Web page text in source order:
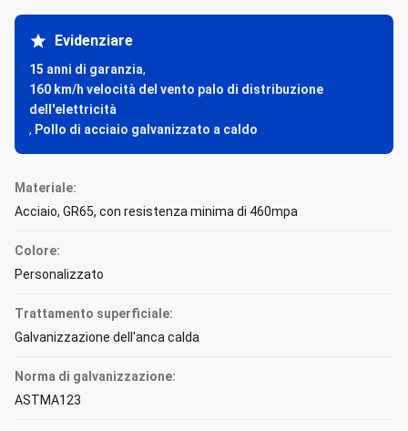
Evidenziare
15 anni di garanzia,
160 km/h velocità del vento palo di distribuzione
dell'elettricità
, Pollo di acciaio galvanizzato a caldo
Materiale:
Acciaio, GR65, con resistenza minima di 460mpa
Colore:
Personalizzato
Trattamento superficiale:
Galvanizzazione dell'anca calda
Norma di galvanizzazione:
ASTMA123